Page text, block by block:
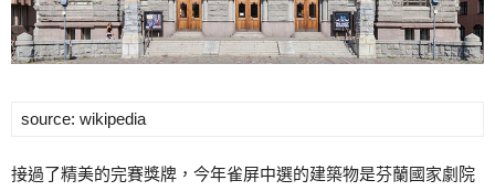
source: wikipedia
接過了精美的完賽獎牌，今年雀屏中選的建築物是芬蘭國家劇院